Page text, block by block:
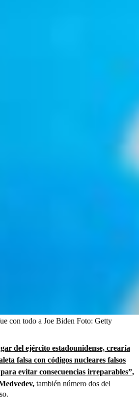
con todo a Joe Biden Foto: Getty
del ejército estadounidense, crearía
falsa con códigos nucleares falsos
evitar consecuencias irreparables”,
también número dos del